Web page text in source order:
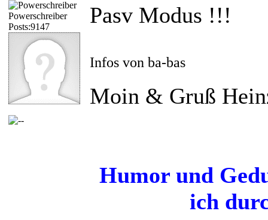
Powerschreiber
Posts:9147
Pasv Modus !!!
Infos von ba-bas
Moin & Gruß
Humor und
ich